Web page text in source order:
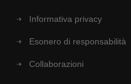
Informativa privacy
Esonero di responsabilità
Collaborazioni